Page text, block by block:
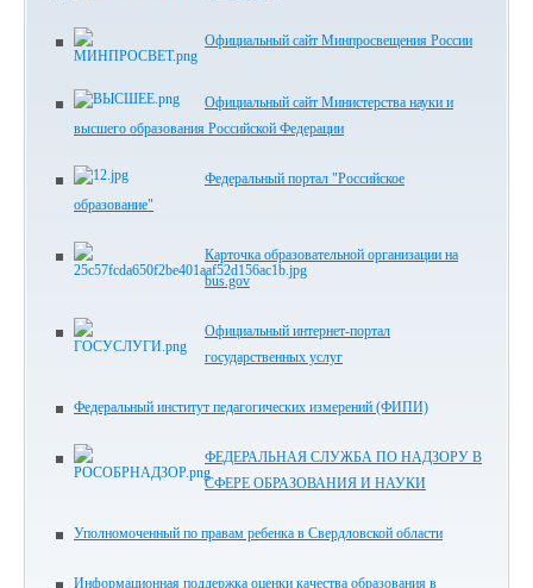
Официальный сайт Минпросвещения России
Официальный сайт Министерства науки и
высшего образования Российской Федерации
Федеральный портал "Российское
образование"
Карточка образовательной организации на
bus.gov
Официальный интернет-портал
государственных услуг
Федеральный институт педагогических измерений (ФИПИ)
ФЕДЕРАЛЬНАЯ СЛУЖБА ПО НАДЗОРУ В
СФЕРЕ ОБРАЗОВАНИЯ И НАУКИ
Уполномоченный по правам ребенка в Свердловской области
Информационная поддержка оценки качества образования в